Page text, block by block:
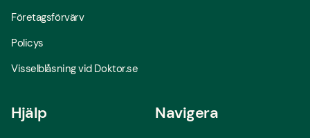
Företagsförvärv
Policys
Visselblåsning vid Doktor.se
Hjälp Navigera